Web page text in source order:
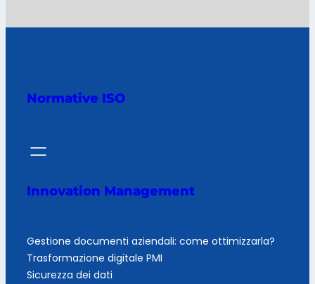
Normative ISO
Innovation Management
Gestione documenti aziendali: come ottimizzarla?
Trasformazione digitale PMI
Sicurezza dei dati